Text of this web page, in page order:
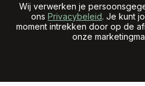
Wij verwerken je
ons Privacybeleid. Je kunt
moment intrekken door op de
onze